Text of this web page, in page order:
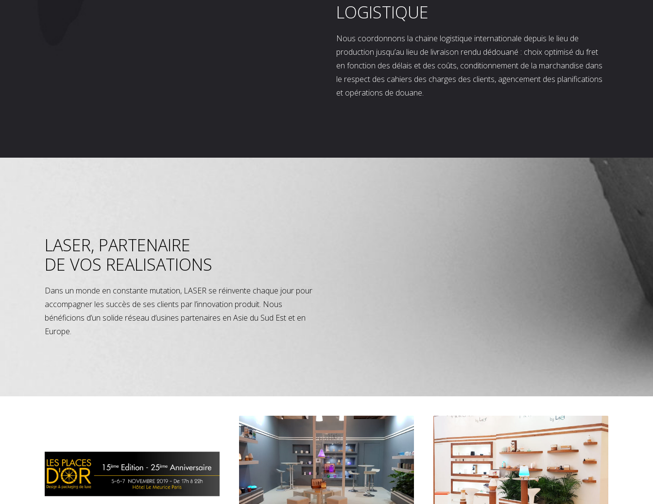
LOGISTIQUE
Nous coordonnons la chaine logistique internationale depuis le lieu de
production jusqu’au lieu de livraison rendu dédouané : choix optimisé du fret
en fonction des délais et des coûts, conditionnement de la marchandise dans
le respect des cahiers des charges des clients, agencement des planifications
et opérations de douane.
LASER, PARTENAIRE
DE VOS REALISATIONS
Dans un monde en constante mutation, LASER se réinvente chaque jour pour
accompagner les succès de ses clients par l’innovation produit. Nous
bénéficions d’un solide réseau d’usines partenaires en Asie du Sud Est et en
Europe.